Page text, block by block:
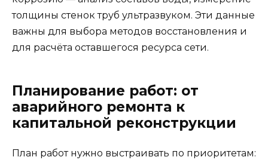
толщины стенок труб ультразвуком. Эти данные
важны для выбора методов восстановления и
для расчёта оставшегося ресурса сети.
Планирование работ: от
аварийного ремонта к
капитальной реконструкции
План работ нужно выстраивать по приоритетам: